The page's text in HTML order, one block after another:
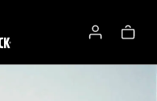
Se
connecter